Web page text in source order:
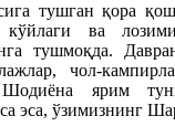
тушган қора
кўйлаги ва
тушмоқда.
чол-
ярим
эса, ўзимизнинг